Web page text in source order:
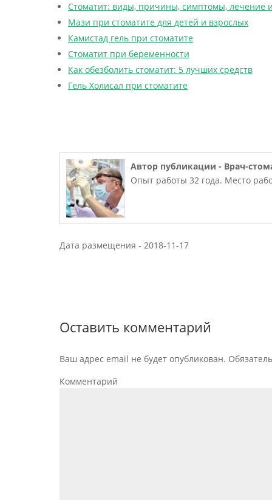
Стоматит: виды, причины, симптомы, лечение
Мази при стоматите для детей и взрослых
Камистад гель при стоматите
Стоматит при беременности
Как обезболить стоматит: 5 лучших средств
Гель Холисал при стоматите
Автор публикации - Врач-
Опыт работы 32 года. Место
Дата размещения - 2018-11-17
Оставить комментарий
Ваш адрес email не будет опубликован.
Комментарий